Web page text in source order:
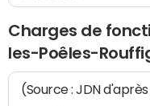
Charges de
les-Poêles-
(Source : JDN